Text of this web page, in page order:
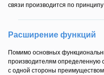
связи производится по
Расширение функций
Помимо основных
производителям определенную
с одной стороны